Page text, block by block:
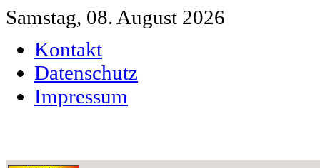
Samstag, 08. August 2026
Kontakt
Datenschutz
Impressum